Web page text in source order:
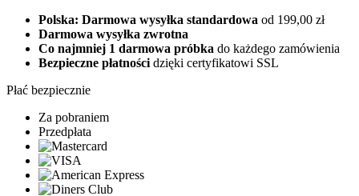
Polska: Darmowa wysyłka standardowa od 199,00 zł
Darmowa wysyłka zwrotna
Co najmniej 1 darmowa próbka do każdego zamówienia
Bezpieczne płatności dzięki certyfikatowi SSL
Płać bezpiecznie
Za pobraniem
Przedpłata